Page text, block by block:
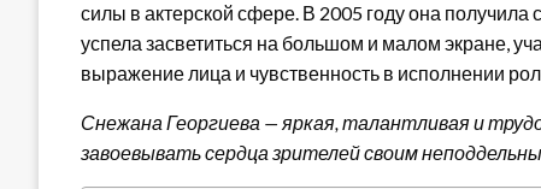
силы в актерской сфере. В 2005 году она
успела засветиться на большом и малом экране,
выражение лица и чувственность в исполнении
Снежана Георгиева — яркая, талантливая и
завоевывать сердца зрителей своим